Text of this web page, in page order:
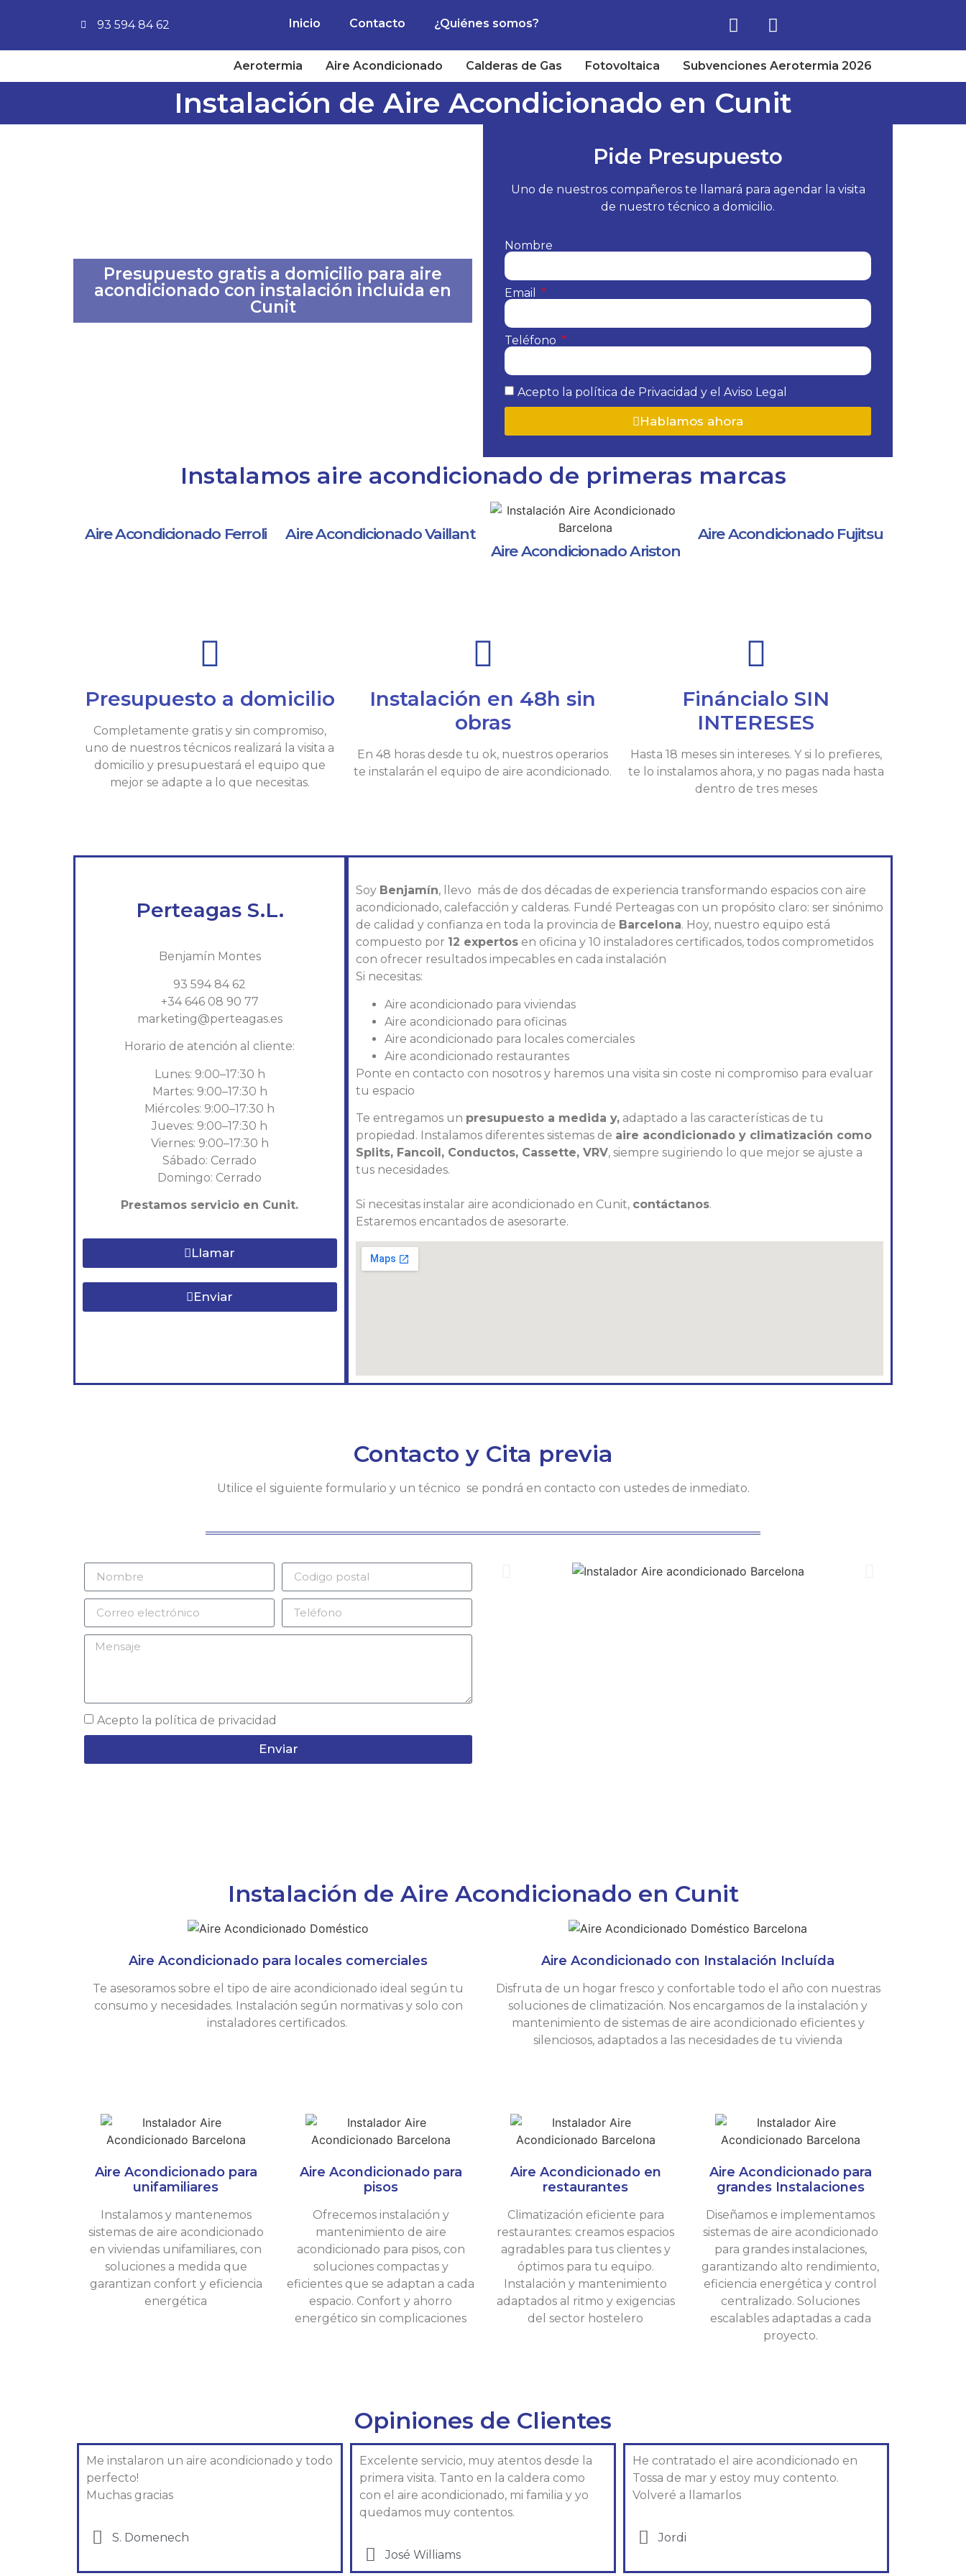
93 594 84 62 Inicio Contacto ¿Quiénes somos?
Aerotermia Aire Acondicionado Calderas de Gas Fotovoltaica Subvenciones Aerotermia 2026
Instalación de Aire Acondicionado en Cunit
Presupuesto gratis a domicilio para aire
acondicionado con instalación incluida en
Cunit
Pide Presupuesto
Uno de nuestros compañeros te llamará para agendar la visita
de nuestro técnico a domicilio.
Nombre
Email
Teléfono
Acepto la política de Privacidad y el Aviso Legal
Hablamos ahora
Instalamos aire acondicionado de primeras marcas
Aire Acondicionado Ferroli
Aire Acondicionado Vaillant
Aire Acondicionado Ariston
Aire Acondicionado Fujitsu
Presupuesto a domicilio
Completamente gratis y sin compromiso,
uno de nuestros técnicos realizará la visita a
domicilio y presupuestará el equipo que
mejor se adapte a lo que necesitas.
Instalación en 48h sin
obras
En 48 horas desde tu ok, nuestros operarios
te instalarán el equipo de aire acondicionado.
Fináncialo SIN
INTERESES
Hasta 18 meses sin intereses. Y si lo prefieres,
te lo instalamos ahora, y no pagas nada hasta
dentro de tres meses
Perteagas S.L.
Benjamín Montes
93 594 84 62
+34 646 08 90 77
marketing@perteagas.es
Horario de atención al cliente:
Lunes: 9:00–17:30 h
Martes: 9:00–17:30 h
Miércoles: 9:00–17:30 h
Jueves: 9:00–17:30 h
Viernes: 9:00–17:30 h
Sábado: Cerrado
Domingo: Cerrado
Prestamos servicio en Cunit.
Llamar
Enviar
Soy Benjamín, llevo más de dos décadas de experiencia transformando espacios con aire
acondicionado, calefacción y calderas. Fundé Perteagas con un propósito claro: ser sinónimo
de calidad y confianza en toda la provincia de Barcelona. Hoy, nuestro equipo está
compuesto por 12 expertosen oficina y 10 instaladores certificados, todos comprometidos
con ofrecer resultados impecables en cada instalación
Si necesitas:
Aire acondicionado para viviendas
Aire acondicionado para oficinas
Aire acondicionado para locales comerciales
Aire acondicionado restaurantes
Ponte en contacto con nosotros y haremos una visita sin coste ni compromiso para evaluar
tu espacio
Te entregamos un presupuesto a medida y,adaptado a las características de tu
propiedad. Instalamos diferentes sistemas de aire acondicionado y climatización como
Splits, Fancoil, Conductos, Cassette, VRV, siempre sugiriendo lo que mejor se ajuste a
tus necesidades.
Si necesitas instalar aire acondicionado en Cunit, contáctanos.
Estaremos encantados de asesorarte.
Contacto y Cita previa
Utilice el siguiente formulario y un técnico se pondrá en contacto con ustedes de inmediato.
Acepto la política de privacidad
Enviar
Instalación de Aire Acondicionado en Cunit
Aire Acondicionado para locales comerciales
Te asesoramos sobre el tipo de aire acondicionado ideal según tu
consumo y necesidades. Instalación según normativas y solo con
instaladores certificados.
Aire Acondicionado con Instalación Incluída
Disfruta de un hogar fresco y confortable todo el año con nuestras
soluciones de climatización. Nos encargamos de la instalación y
mantenimiento de sistemas de aire acondicionado eficientes y
silenciosos, adaptados a las necesidades de tu vivienda
Aire Acondicionado para
unifamiliares
Instalamos y mantenemos
sistemas de aire acondicionado
en viviendas unifamiliares, con
soluciones a medida que
garantizan confort y eficiencia
energética
Aire Acondicionado para
pisos
Ofrecemos instalación y
mantenimiento de aire
acondicionado para pisos, con
soluciones compactas y
eficientes que se adaptan a cada
espacio. Confort y ahorro
energético sin complicaciones
Aire Acondicionado en
restaurantes
Climatización eficiente para
restaurantes: creamos espacios
agradables para tus clientes y
óptimos para tu equipo.
Instalación y mantenimiento
adaptados al ritmo y exigencias
del sector hostelero
Aire Acondicionado para
grandes Instalaciones
Diseñamos e implementamos
sistemas de aire acondicionado
para grandes instalaciones,
garantizando alto rendimiento,
eficiencia energética y control
centralizado. Soluciones
escalables adaptadas a cada
proyecto.
Opiniones de Clientes
Me instalaron un aire acondicionado y todo
perfecto!
Muchas gracias
S. Domenech
Excelente servicio, muy atentos desde la
primera visita. Tanto en la caldera como
con el aire acondicionado, mi familia y yo
quedamos muy contentos.
José Williams
He contratado el aire acondicionado en
Tossa de mar y estoy muy contento.
Volveré a llamarlos
Jordi